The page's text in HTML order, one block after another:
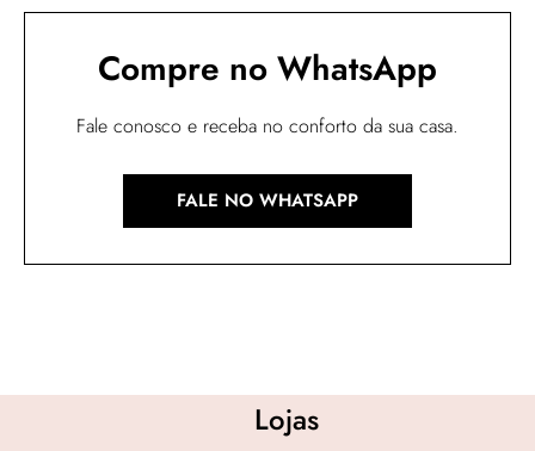
Compre no WhatsApp
Fale conosco e receba no conforto da sua casa.
FALE NO WHATSAPP
Lojas